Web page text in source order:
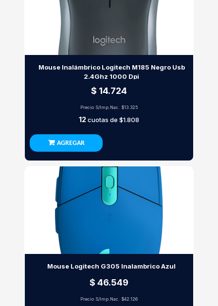
Mouse Inalámbrico Logitech M185 Negro Usb
2.4Ghz 1000 Dpi
$ 14.724
Precio S/Imp.Nac. $13.325
12cuotas de $1.808
AGREGAR
Mouse Logitech G305 Inalambrico Azul
$ 46.549
Precio S/Imp.Nac. $42.126